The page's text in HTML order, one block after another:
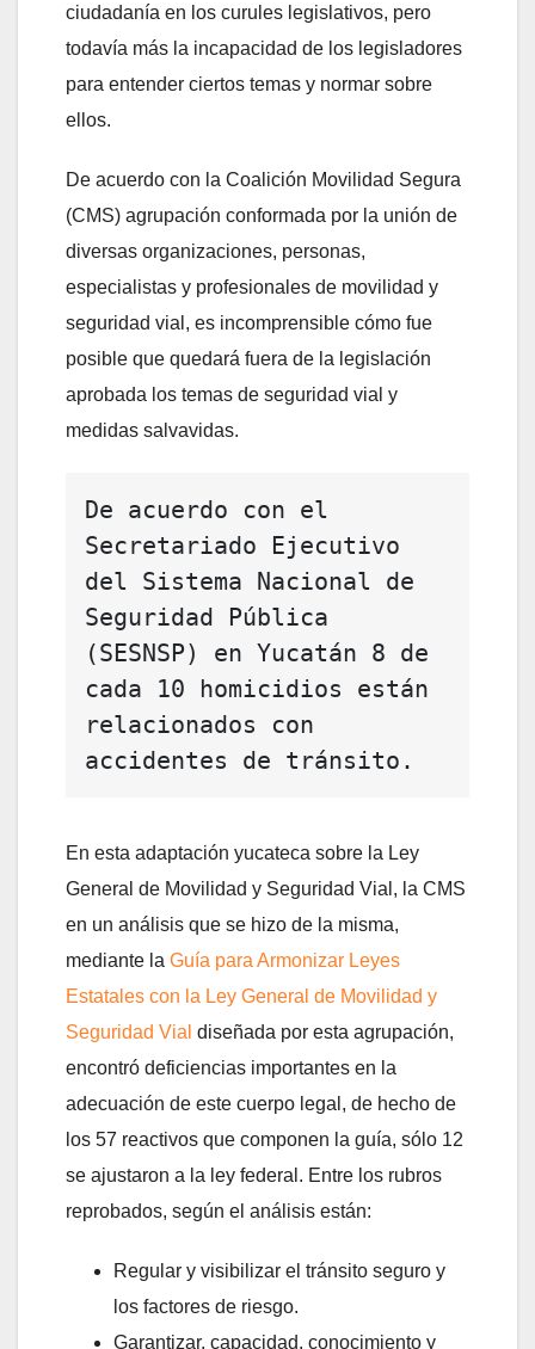
ciudadanía en los curules legislativos, pero
todavía más la incapacidad de los legisladores
para entender ciertos temas y normar sobre
ellos.
De acuerdo con la Coalición Movilidad Segura
(CMS) agrupación conformada por la unión de
diversas organizaciones, personas,
especialistas y profesionales de movilidad y
seguridad vial, es incomprensible cómo fue
posible que quedará fuera de la legislación
aprobada los temas de seguridad vial y
medidas salvavidas.
De acuerdo con el
Secretariado Ejecutivo
del Sistema Nacional de
Seguridad Pública
(SESNSP) en Yucatán 8 de
cada 10 homicidios están
relacionados con
accidentes de tránsito.
En esta adaptación yucateca sobre la Ley
General de Movilidad y Seguridad Vial, la CMS
en un análisis que se hizo de la misma,
mediante la Guía para Armonizar Leyes
Estatales con la Ley General de Movilidad y
Seguridad Vial diseñada por esta agrupación,
encontró deficiencias importantes en la
adecuación de este cuerpo legal, de hecho de
los 57 reactivos que componen la guía, sólo 12
se ajustaron a la ley federal. Entre los rubros
reprobados, según el análisis están:
Regular y visibilizar el tránsito seguro y
los factores de riesgo.
Garantizar, capacidad, conocimiento y